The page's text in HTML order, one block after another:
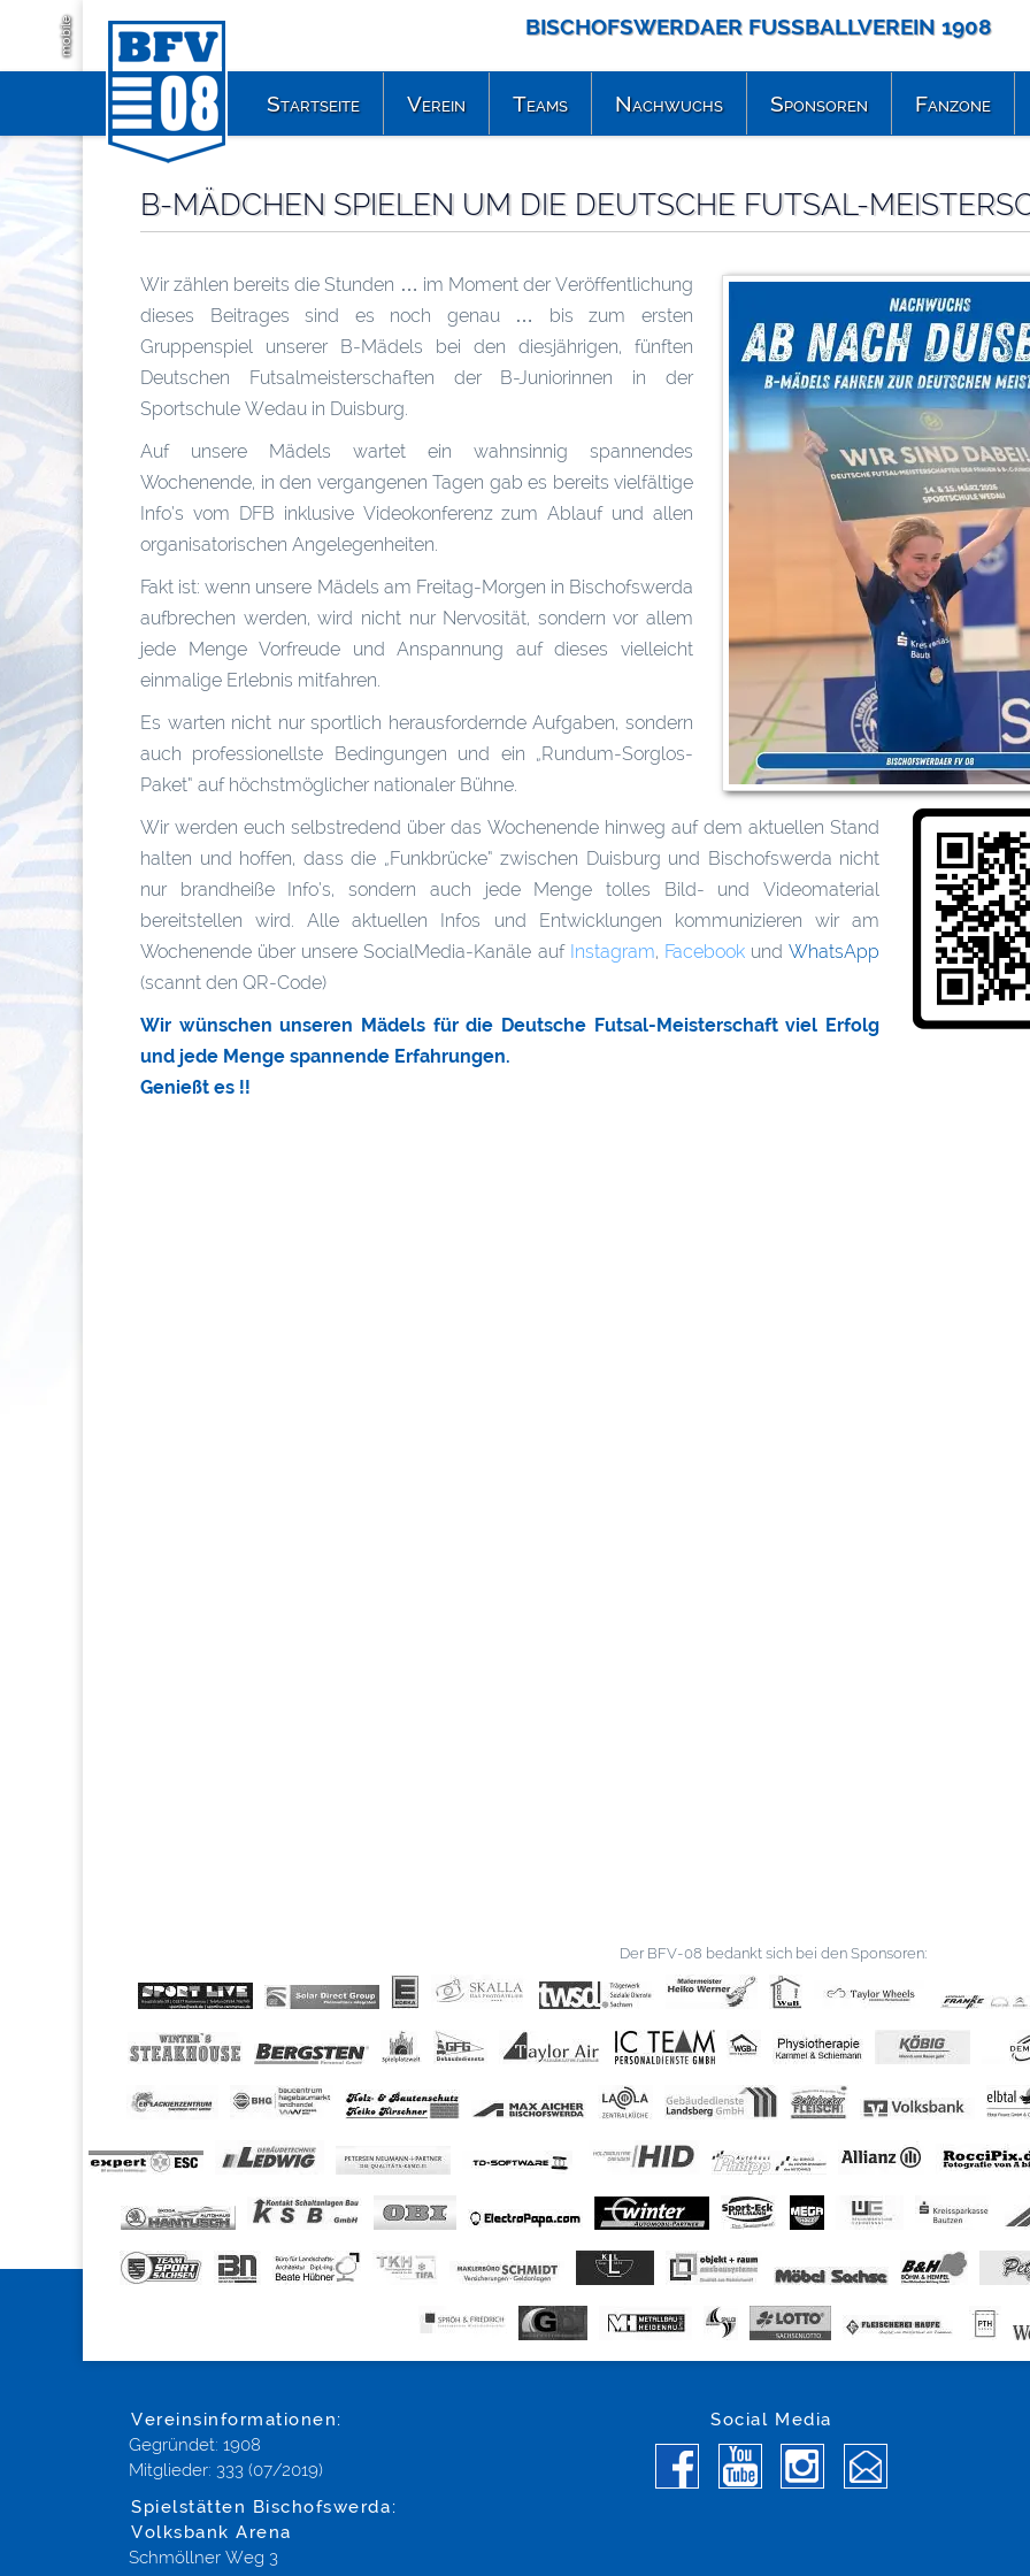
BISCHOFSWERDAER FUSSBALLVEREIN 1908
mobile
B-MÄDCHEN SPIELEN UM DIE DEUTSCHE FUTSAL-
Wir zählen bereits die Stunden … im Moment der Veröffentlichung
dieses Beitrages sind es noch genau … bis zum ersten
Gruppenspiel unserer B-Mädels bei den diesjährigen, fünften
Deutschen Futsalmeisterschaften der B-Juniorinnen in der
Sportschule Wedau in Duisburg.
Auf unsere Mädels wartet ein wahnsinnig spannendes
Wochenende, in den vergangenen Tagen gab es bereits vielfältige
Info’s vom DFB inklusive Videokonferenz zum Ablauf und allen
organisatorischen Angelegenheiten.
Fakt ist: wenn unsere Mädels am Freitag-Morgen in Bischofswerda
aufbrechen werden, wird nicht nur Nervosität, sondern vor allem
jede Menge Vorfreude und Anspannung auf dieses vielleicht
einmalige Erlebnis mitfahren.
Es warten nicht nur sportlich herausfordernde Aufgaben, sondern
auch professionellste Bedingungen und ein „Rundum-Sorglos-
Paket“ auf höchstmöglicher nationaler Bühne.
Wir werden euch selbstredend über das Wochenende hinweg auf dem aktuellen Stand
halten und hoffen, dass die „Funkbrücke“ zwischen Duisburg und Bischofswerda nicht
nur brandheiße Info’s, sondern auch jede Menge tolles Bild- und Videomaterial
bereitstellen wird. Alle aktuellen Infos und Entwicklungen kommunizieren wir am
Wochenende über unsere SocialMedia-Kanäle auf Instagram, Facebookund WhatsApp
(scannt den QR-Code)
Wir wünschen unseren Mädels für die Deutsche Futsal-Meisterschaft viel Erfolg
und jede Menge spannende Erfahrungen.
Genießt es !!
Der BFV-08 bedankt sich bei den Sponsoren:
Vereinsinformationen:
Gegründet: 1908
Mitglieder: 333 (07/2019)
Spielstätten Bischofswerda:
Volksbank Arena
Schmöllner Weg 3
Social Media
Startseite Verein Teams Nachwuchs Sponsoren Fanzone